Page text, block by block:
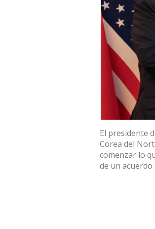
El presidente
Corea del
comenzar lo
de un